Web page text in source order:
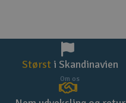
Størst i Skandinavien
Om os